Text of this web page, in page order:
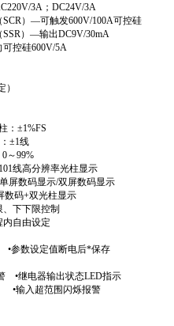
3A；DC24V/3A
—可触发600V/100A可控硅
—输出DC9V/30mA
硅600V/5A
±1%FS
±1线
～99%
线高分辨率光柱显示
码显示/双屏数码显示
+双光柱显示
下下限控制
自由设定
数设定值断电后*保存
•继电器输出状态LED指示
超范围闪烁报警